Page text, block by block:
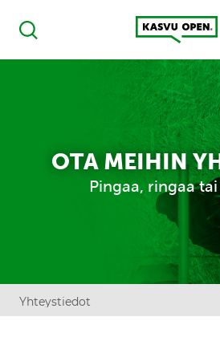
Haku
Kasvu Open
OTA MEIHIN
Pingaa, ringaa
Yhteystiedot